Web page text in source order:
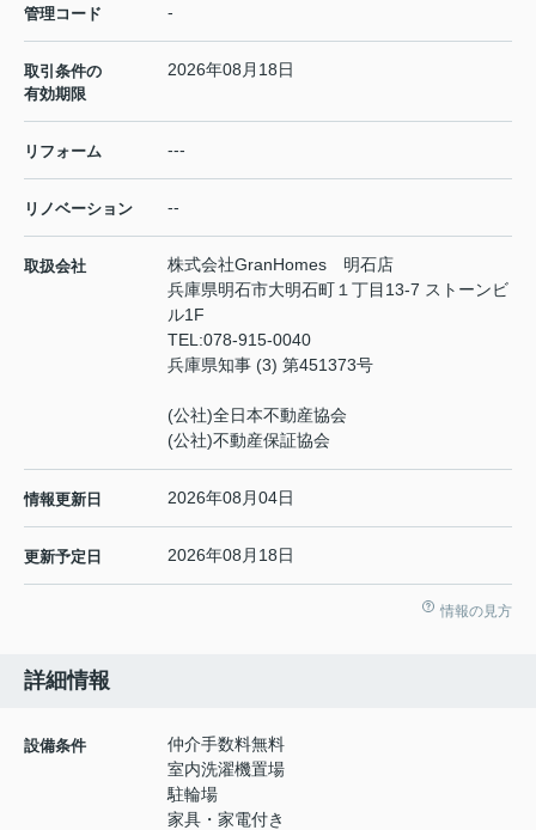
管理コード -
取引条件の
有効期限
2026年08月18日
リフォーム ---
リノベーション --
取扱会社
株式会社GranHomes 明石店
兵庫県明石市大明石町１丁目13-7 ストーンビ
ル1F
TEL:078-915-0040
兵庫県知事 (3) 第451373号
(公社)全日本不動産協会
(公社)不動産保証協会
情報更新日 2026年08月04日
更新予定日 2026年08月18日
情報の見方
詳細情報
設備条件
仲介手数料無料
室内洗濯機置場
駐輪場
家具・家電付き